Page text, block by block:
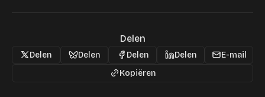
Delen
Delen Delen Delen Delen
E-mail
Kopiëren